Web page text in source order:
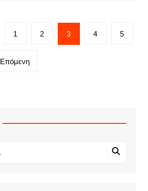
1 2 3 4 5
Επόμενη